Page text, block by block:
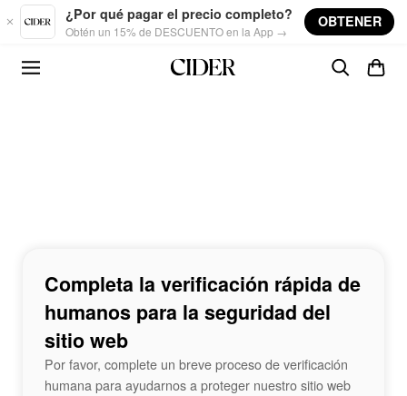
Skip to main content
¿Por qué pagar el precio completo?
Obtén un 15% de DESCUENTO en la App →
OBTENER
Completa la verificación rápida de
humanos para la seguridad del
sitio web
Por favor, complete un breve proceso de verificación
humana para ayudarnos a proteger nuestro sitio web